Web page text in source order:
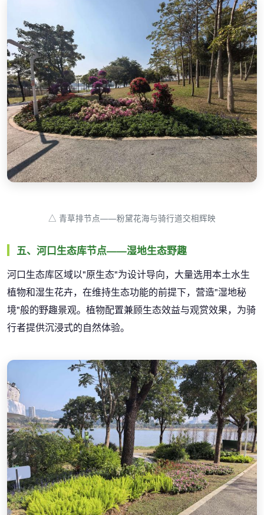
△ 青草排节点——粉黛花海与骑行道交相辉映
五、河口生态库节点——湿地生态野趣
河口生态库区域以"原生态"为设计导向，大量选用本土水生
植物和湿生花卉，在维持生态功能的前提下，营造"湿地秘
境"般的野趣景观。植物配置兼顾生态效益与观赏效果，为骑
行者提供沉浸式的自然体验。